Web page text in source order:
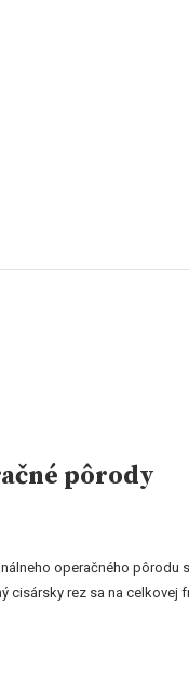
pôrody
operačného pôrodu
cisársky rez sa na celkovej